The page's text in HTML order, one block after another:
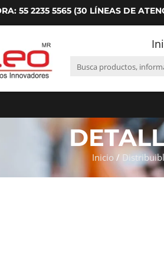
55 2235 5565 (30 LÍNEAS DE
Inicio /